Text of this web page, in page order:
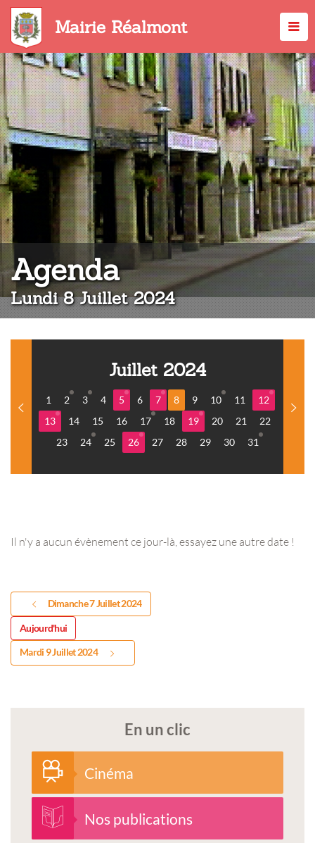
Aller
contenu
principal
Mairie Réalmont
Agenda:
Lundi 8 Juillet 2024
Juillet 2024
1 2 3 4 5 6 7 8 9 10 11
12
13
14 15 16 17 18 19 20 21
22
23
24 25 26 27 28 29 30 31
Il n'y a aucun évènement ce jour-là, essayez une autre date !
Dimanche 7 Juillet 2024
Aujourd'hui
Mardi 9 Juillet 2024
En un clic
Cinéma
Nos publications